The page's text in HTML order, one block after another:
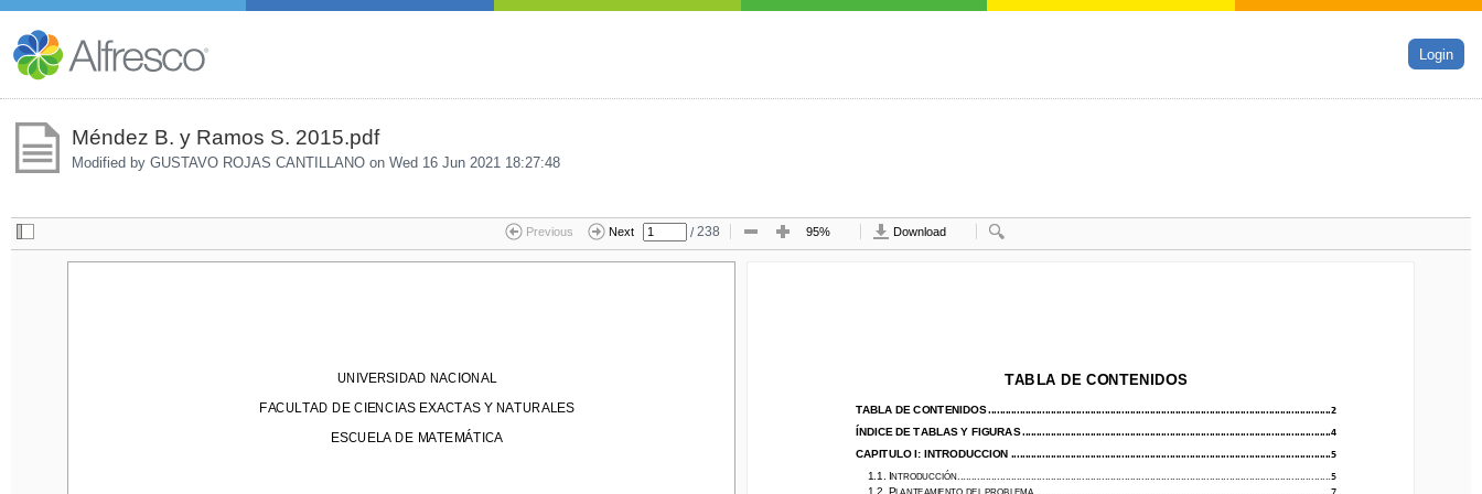
Login
Méndez B. y Ramos S. 2015.pdf
Modified by GUSTAVO ROJAS CANTILLANO on Wed 16 Jun 2021 18:27:48
Previous Next / 238 95% Download
UNIVERSIDAD NACIONAL
FACULTAD DE CIENCIAS EXACTAS Y NATURALES
ESCUELA DE MATEMÁTICA
UNIVERSIDAD NACIONAL
FACULTAD DE CIENCIAS EXACTAS Y NATURALES
ESCUELA DE MATEMÁTICA
TABLA DE CONTENIDOS
TABLA DE CONTENIDOS ................................
ÍNDICE DE TABLAS Y F IGURAS ................................
................................
NTRODUCCIÓN
1.2.P
TABLA DE CONTENIDOS
TABLA DE CONTENIDOS .........................................................................................................................2
ÍNDICE DE TABLAS Y FIGURAS.............................................................................................................4
CAPITULO I: INTRODUCCION .................................................................................................................5
1.1.
INTRODUCCIÓN....................................................................................................................................5
1.2. PLANTEAMIENTO DEL PROBLEMA